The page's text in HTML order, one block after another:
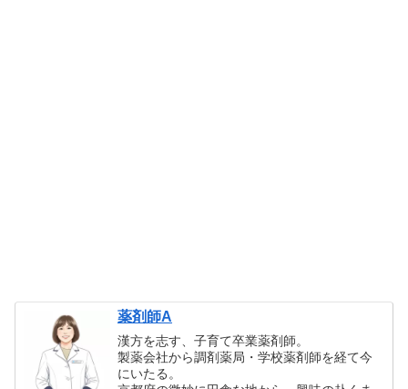
薬剤師A
漢方を志す、子育て卒業薬剤師。
製薬会社から調剤薬局・学校薬剤師を経て今
にいたる。